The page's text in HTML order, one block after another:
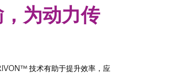
为动力传
技术有助于提升效率，应